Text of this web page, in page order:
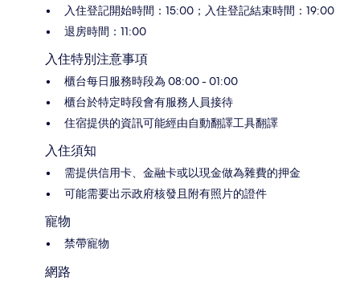
入住登記開始時間：15:00；入住登記結束時間：19:00
退房時間：11:00
入住特別注意事項
櫃台每日服務時段為 08:00 - 01:00
櫃台於特定時段會有服務人員接待
住宿提供的資訊可能經由自動翻譯工具翻譯
入住須知
需提供信用卡、金融卡或以現金做為雜費的押金
可能需要出示政府核發且附有照片的證件
寵物
禁帶寵物
網路